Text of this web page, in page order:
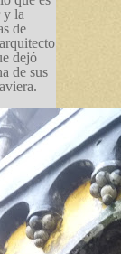
y la
de
dejó
de sus